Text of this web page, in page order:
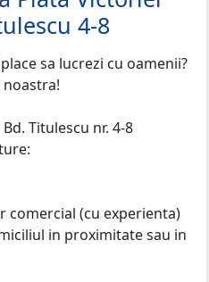
4-8
sa lucrezi cu oamenii?
Titulescu nr. 4-8
comercial (cu experienta)
in proximitate sau in